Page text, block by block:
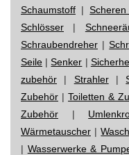
Schaumstoff |
Schlösser |
Schraubendreher |
Seile |Senker |
zubehör | Strahler|
Zubehör | Toiletten &
Zubehör |
Wärmetauscher |
| Wasserwerke &